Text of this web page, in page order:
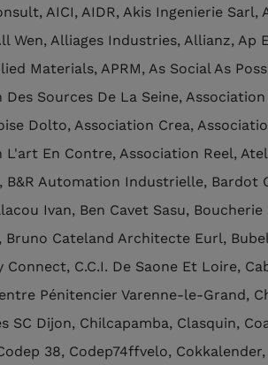
AICI, AIDR, Akis Ingenierie Sarl,
Wen, Alliages Industries, Allianz, Ap
Materials, APRM, As Social As
Sources De La Seine, Association
Dolto, Association Crea,
L'art En Contre, Association Reel,
B&R Automation Industrielle, Bardot
Ivan, Ben Cavet Sasu,
Bruno Cateland Architecte Eurl,
Connect, C.C.I. De Saone Et Loire,
Pénitencier Varenne-le-Grand,
SC Dijon, Chilcapamba, Clasquin,
38, Codep74ffvelo,